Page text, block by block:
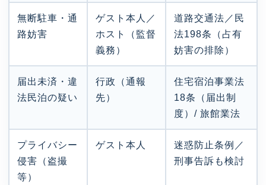
無断駐車・通
路妨害
ゲスト本人／
ホスト（監督
義務）
道路交通法／民
法198条（占有
妨害の排除）
届出未済・違
法民泊の疑い
行政（通報
先）
住宅宿泊事業法
18条（届出制
度）/ 旅館業法
プライバシー
侵害（盗撮
等）
ゲスト本人
迷惑防止条例／
刑事告訴も検討